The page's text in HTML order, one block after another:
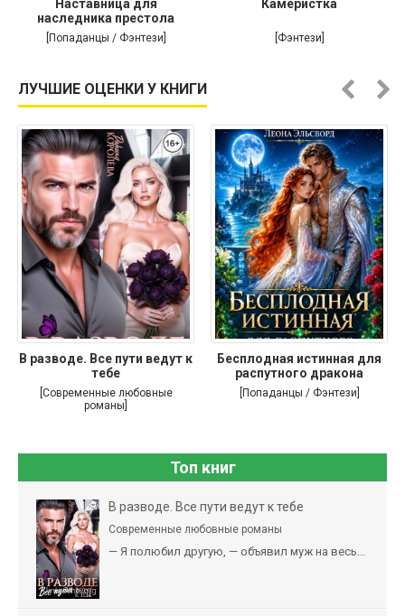
Наставница для
наследника престола
[Попаданцы / Фэнтези]
Камеристка
[Фэнтези]
ЛУЧШИЕ ОЦЕНКИ У КНИГИ
В разводе. Все пути ведут к
тебе
[Современные любовные
романы]
Бесплодная истинная для
распутного дракона
[Попаданцы / Фэнтези]
Топ книг
В разводе. Все пути ведут к тебе
Современные любовные романы
— Я полюбил другую, — объявил муж на весь...